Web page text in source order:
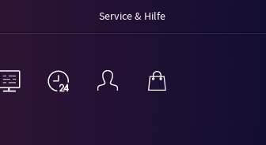
Service & Hilfe